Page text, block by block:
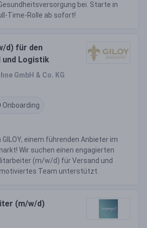
bei. Starte in
Time-Rolle ab sofort!
d) für den
und Logistik
GmbH & Co. KG
Onboarding
GILOY, einem führenden Anbieter im
Wir suchen einen engagierten
(m/w/d) für Versand und
motiviertes Team unterstützt.
(m/w/d)